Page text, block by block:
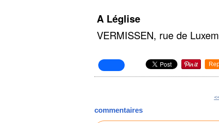
A Léglise
VERMISSEN, rue de
commentaires